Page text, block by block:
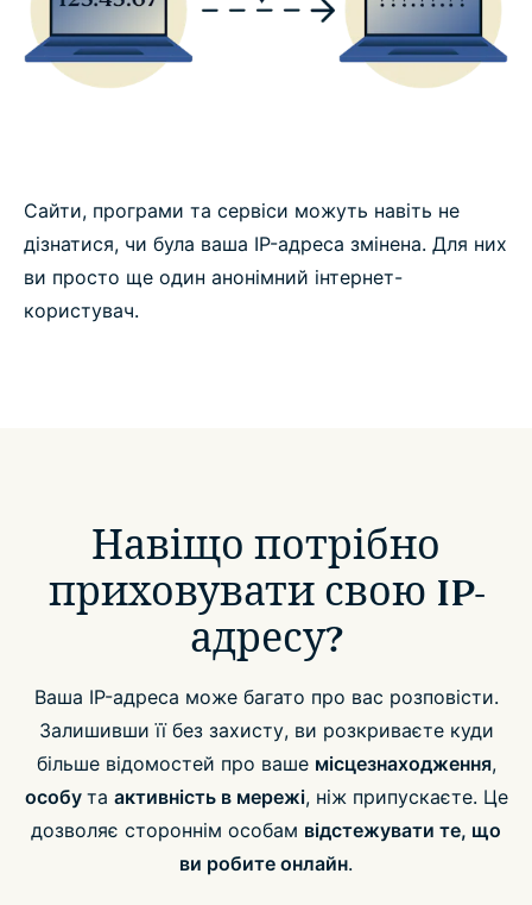
Сайти, програми та сервіси можуть навіть не
дізнатися, чи була ваша IP-адреса змінена. Для них
ви просто ще один анонімний інтернет-
користувач.
Навіщо потрібно
приховувати свою IP-
адресу?
Ваша IP-адреса може багато про вас розповісти.
Залишивши її без захисту, ви розкриваєте куди
більше відомостей про ваше місцезнаходження,
особу та активність в мережі, ніж припускаєте. Це
дозволяє стороннім особам відстежувати те, що
ви робите онлайн.